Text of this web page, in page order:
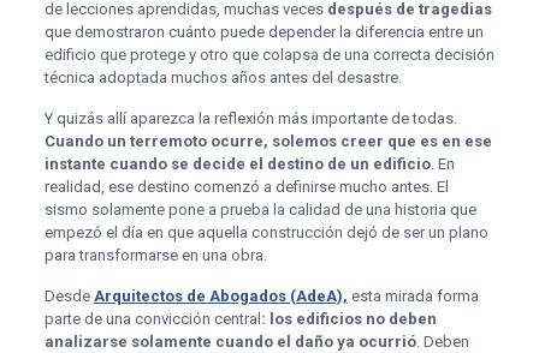
de lecciones aprendidas, muchas veces después de tragedias
que demostraron cuánto puede depender la diferencia entre un
edificio que protege y otro que colapsa de una correcta decisión
técnica adoptada muchos años antes del desastre.
Y quizás allí aparezca la reflexión más importante de todas.
Cuando un terremoto ocurre, solemos creer que es en ese
instante cuando se decide el destino de un edificio. En
realidad, ese destino comenzó a definirse mucho antes. El
sismo solamente pone a prueba la calidad de una historia que
empezó el día en que aquella construcción dejó de ser un plano
para transformarse en una obra.
Desde Arquitectos de Abogados (AdeA), esta mirada forma
parte de una convicción central : los edificios no deben
analizarse solamente cuando el daño ya ocurrió. Deben